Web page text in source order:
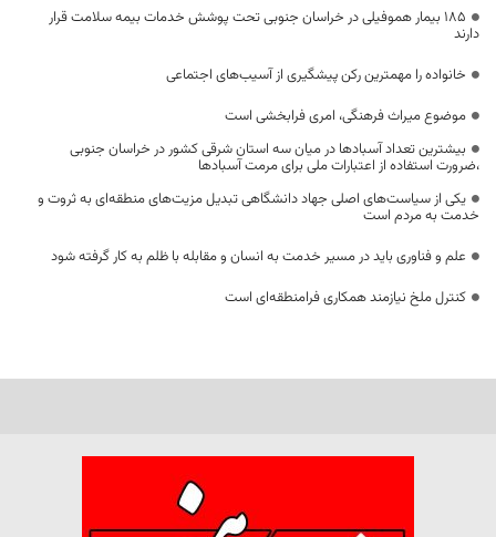
۱۸۵ بیمار هموفیلی در خراسان جنوبی تحت پوشش خدمات بیمه سلامت قرار
دارند
خانواده را مهمترین رکن پیشگیری از آسیب‌های اجتماعی
موضوع میراث فرهنگی، امری فرابخشی است
بیشترین تعداد آسبادها در میان سه استان شرقی کشور در خراسان جنوبی
،ضرورت استفاده از اعتبارات ملی برای مرمت آسبادها
یکی از سیاست‌های اصلی جهاد دانشگاهی تبدیل مزیت‌های منطقه‌ای به ثروت و
خدمت به مردم است
علم و فناوری باید در مسیر خدمت به انسان و مقابله با ظلم به کار گرفته شود
کنترل ملخ نیازمند همکاری فرامنطقه‌ای است